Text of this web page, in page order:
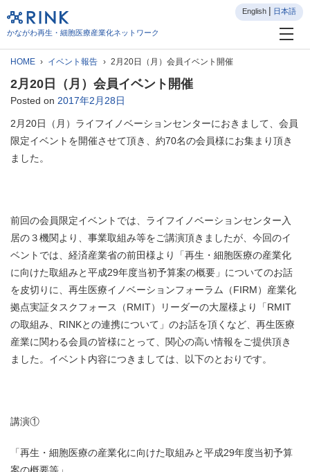
かながわ再生・細胞医療産業化ネットワーク
English 日本語
HOME イベント報告 2月20日（月）会員イベント開催
2月20日（月）会員イベント開催
Posted on 2017年2月28日
2月20日（月）ライフイノベーションセンターにおきまして、会員
限定イベントを開催させて頂き、約70名の会員様にお集まり頂き
ました。
前回の会員限定イベントでは、ライフイノベーションセンター入
居の３機関より、事業取組み等をご講演頂きましたが、今回のイ
ベントでは、経済産業省の前田様より「再生・細胞医療の産業化
に向けた取組みと平成29年度当初予算案の概要」についてのお話
を皮切りに、再生医療イノベーションフォーラム（FIRM）産業化
拠点実証タスクフォース（RMIT）リーダーの大屋様より「RMIT
の取組み、RINKとの連携について」のお話を頂くなど、再生医療
産業に関わる会員の皆様にとって、関心の高い情報をご提供頂き
ました。イベント内容につきましては、以下のとおりです。
講演①
「再生・細胞医療の産業化に向けた取組みと平成29年度当初予算